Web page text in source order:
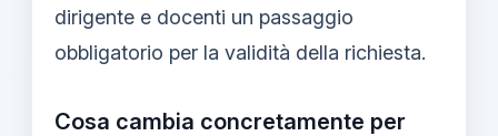
dirigente e docenti un passaggio
obbligatorio per la validità della richiesta.
Cosa cambia concretamente per